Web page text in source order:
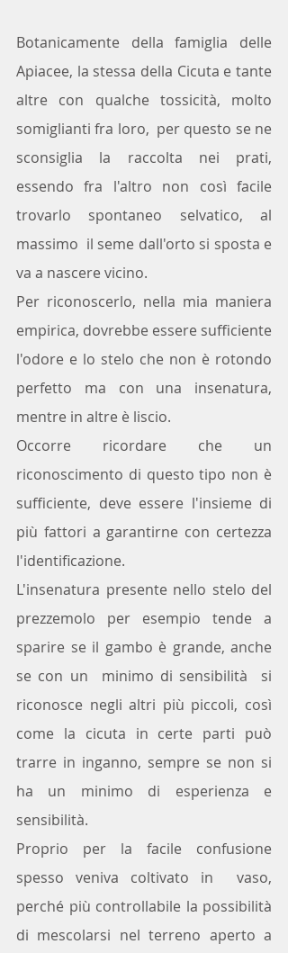
Botanicamente della famiglia delle
Apiacee, la stessa della Cicuta e tante
altre con qualche tossicità, molto
somiglianti fra loro,  per questo se ne
sconsiglia la raccolta nei prati,
essendo fra l'altro non così facile
trovarlo spontaneo selvatico, al
massimo  il seme dall'orto si sposta e
va a nascere vicino.
Per riconoscerlo, nella mia maniera
empirica, dovrebbe essere sufficiente
l'odore e lo stelo che non è rotondo
perfetto ma con una insenatura,
mentre in altre è liscio.
Occorre ricordare che un
riconoscimento di questo tipo non è
sufficiente, deve essere l'insieme di
più fattori a garantirne con certezza
l'identificazione.
L'insenatura presente nello stelo del
prezzemolo per esempio tende a
sparire se il gambo è grande, anche
se con un  minimo di sensibilità  si
riconosce negli altri più piccoli, così
come la cicuta in certe parti può
trarre in inganno, sempre se non si
ha un minimo di esperienza e
sensibilità.
Proprio per la facile confusione
spesso veniva coltivato in  vaso,
perché più controllabile la possibilità
di mescolarsi nel terreno aperto a